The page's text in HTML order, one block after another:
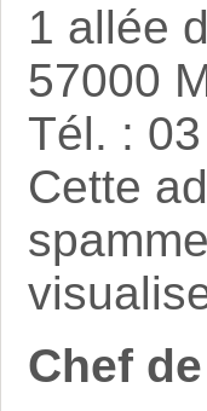
1 allée
57000
Tél. :
Cette
Chef